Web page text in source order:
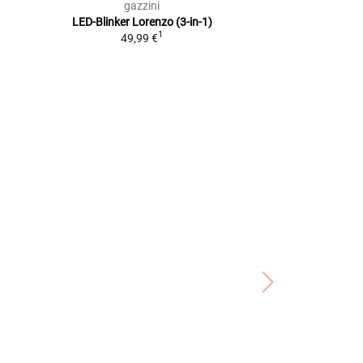
gazzini
LED-Blinker Lorenzo (3-in-1)
49,99 €1